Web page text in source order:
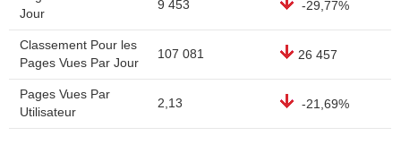
Jour
9 453 -29,77%
Classement Pour les
Pages Vues Par Jour
107 081 26 457
Pages Vues Par
Utilisateur
2,13 -21,69%